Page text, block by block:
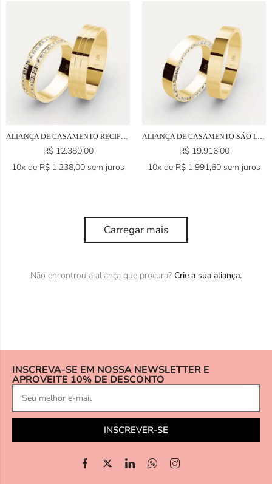
ALIANÇA DE CASAMENTO RECIFE EM OURO 18K
R$12.380,00
10x de R$ 1.238,00 sem juros
ALIANÇA DE CASAMENTO SÃO LUÍS EM OURO 18K
R$19.916,00
10x de R$ 1.991,60 sem juros
Carregar mais
Não encontrou a aliança que procura? Crie a sua aliança.
INSCREVA-SE EM NOSSA NEWSLETTER E
APROVEITE 10% DE DESCONTO
INSCREVER-SE